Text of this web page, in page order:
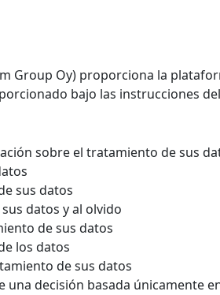
Group Oy) proporciona la
bajo las instrucciones
sobre el tratamiento de sus
sus datos
datos y al olvido
de sus datos
los datos
de sus datos
una decisión basada únicamente